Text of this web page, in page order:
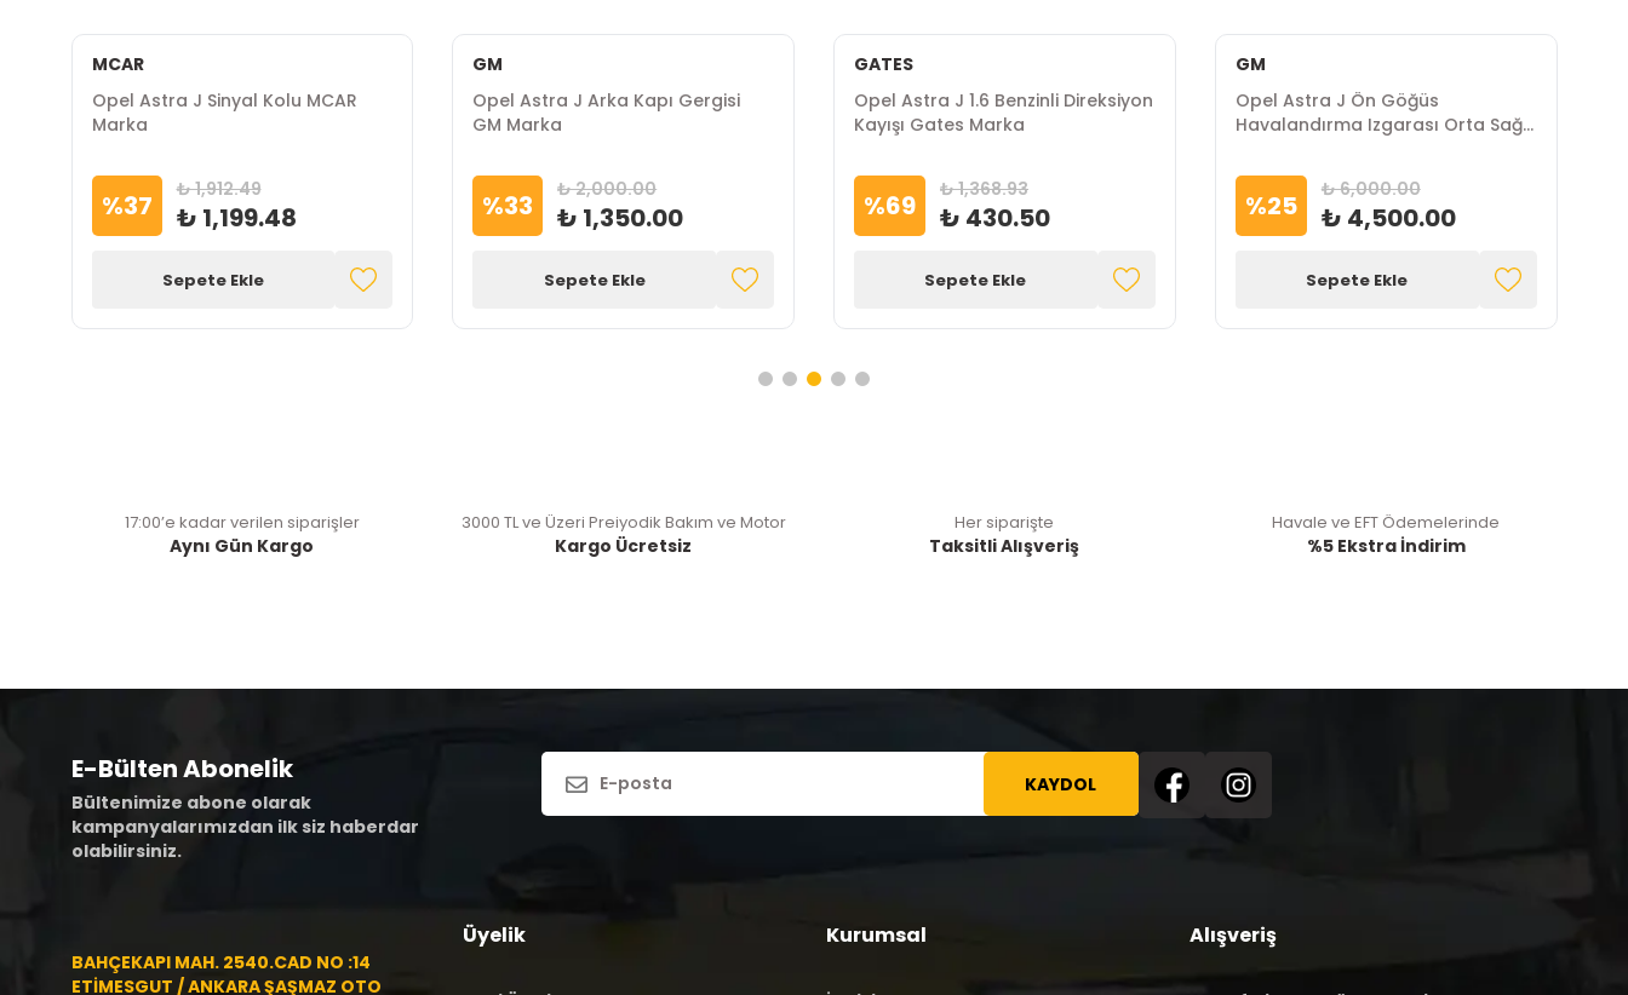
MCAR
Opel Astra J Sinyal Kolu MCAR
Marka
%37 ₺ 1,912.49
₺ 1,199.48
Sepete Ekle
GM
Opel Astra J Arka Kapı Gergisi
GM Marka
%33 ₺ 2,000.00
₺ 1,350.00
Sepete Ekle
GATES
Opel Astra J 1.6 Benzinli Direksiyon
Kayışı Gates Marka
%69 ₺ 1,368.93
₺ 430.50
Sepete Ekle
GM
Opel Astra J Ön Göğüs
Havalandırma Izgarası Orta Sağ
%25 ₺ 6,000.00
₺ 4,500.00
Sepete Ekle
17:00’e kadar verilen siparişler
Aynı Gün Kargo
3000 TL ve Üzeri Preiyodik Bakım ve Motor
Kargo Ücretsiz
Her siparişte
Taksitli Alışveriş
Havale ve EFT Ödemelerinde
%5 Ekstra İndirim
E-Bülten Abonelik
Bültenimize abone olarak
kampanyalarımızdan ilk siz haberdar
olabilirsiniz.
KAYDOL
BAHÇEKAPI MAH. 2540.CAD NO :14
ETİMESGUT / ANKARA ŞAŞMAZ OTO
Üyelik Kurumsal Alışveriş